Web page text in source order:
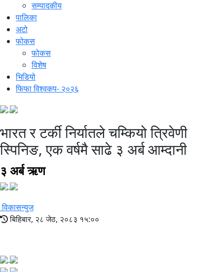
सम्पादकीय
पालिका
अटो
फोकस
फोकस
विशेष
भिडियो
फिफा विश्वकप- २०२६
भारत र टर्की निर्यातले चम्कियो त्रिवेणी
स्पिनिङ, एक वर्षमै साढे ३ अर्ब आम्दानी
३ अर्ब ऋण
विकासन्युज
बिहिबार, २८ जेठ, २०८३ १५:००